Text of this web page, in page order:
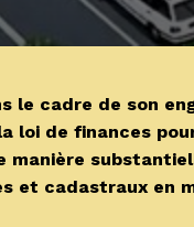
le cadre de son
loi de finances
manière
et cadastraux en